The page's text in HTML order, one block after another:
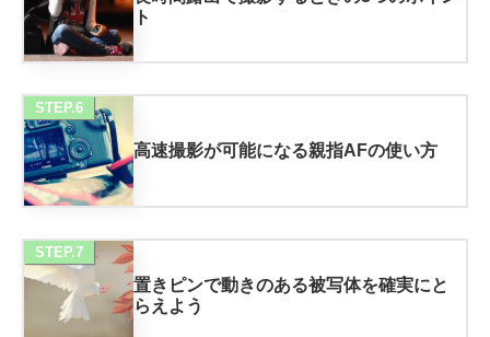
ト
STEP.6
高速撮影が可能になる親指AFの使い方
STEP.7
置きピンで動きのある被写体を確実にと
らえよう